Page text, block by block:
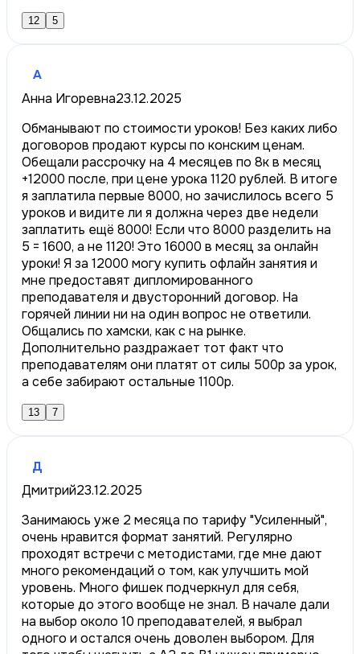
12 5
А
Анна Игоревна23.12.2025
Обманывают по стоимости уроков! Без каких либо
договоров продают курсы по конским ценам.
Обещали рассрочку на 4 месяцев по 8к в месяц
+12000 после, при цене урока 1120 рублей. В итоге
я заплатила первые 8000, но зачислилось всего 5
уроков и видите ли я должна через две недели
заплатить ещё 8000! Если что 8000 разделить на
5 = 1600, а не 1120! Это 16000 в месяц за онлайн
уроки! Я за 12000 могу купить офлайн занятия и
мне предоставят дипломированного
преподавателя и двусторонний договор. На
горячей линии ни на один вопрос не ответили.
Общались по хамски, как с на рынке.
Дополнительно раздражает тот факт что
преподавателям они платят от силы 500р за урок,
а себе забирают остальные 1100р.
13 7
Д
Дмитрий23.12.2025
Занимаюсь уже 2 месяца по тарифу "Усиленный",
очень нравится формат занятий. Регулярно
проходят встречи с методистами, где мне дают
много рекомендаций о том, как улучшить мой
уровень. Много фишек подчеркнул для себя,
которые до этого вообще не знал. В начале дали
на выбор около 10 преподавателей, я выбрал
одного и остался очень доволен выбором. Для